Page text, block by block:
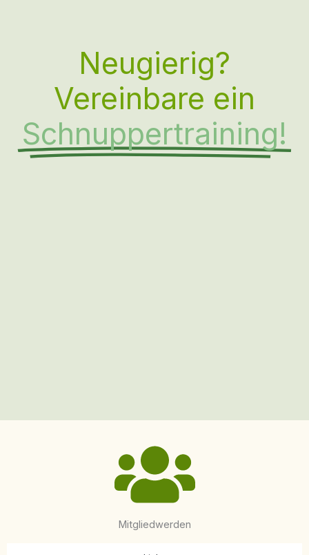
Neugierig?
Vereinbare ein
Schnuppertraining!
Mitgliedwerden